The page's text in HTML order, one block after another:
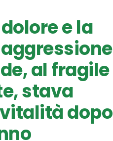
e la
al fragile
stava
dopo